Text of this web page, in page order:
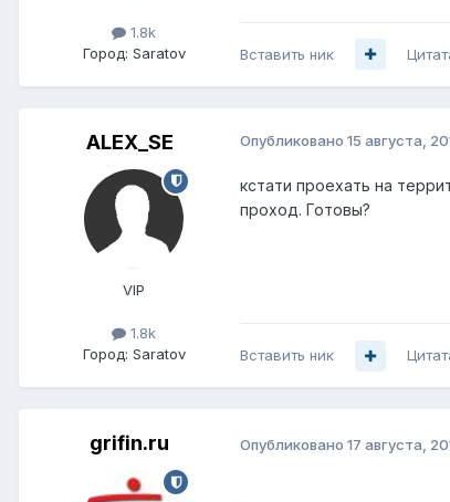
1.8k
Город: Saratov Вставить ник
ALEX_SE
VIP
1.8k
Город: Saratov
Опубликовано 15 августа,
кстати проехать на
проход. Готовы?
Вставить ник
grifin.ru Опубликовано 17 августа,